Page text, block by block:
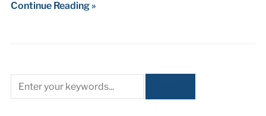
Continue Reading »